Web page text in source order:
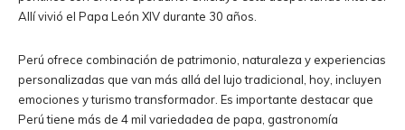
Allí vivió el Papa León XIV durante 30 años.
Perú ofrece combinación de patrimonio, naturaleza y experiencias
personalizadas que van más allá del lujo tradicional, hoy, incluyen
emociones y turismo transformador. Es importante destacar que
Perú tiene más de 4 mil variedadea de papa, gastronomía